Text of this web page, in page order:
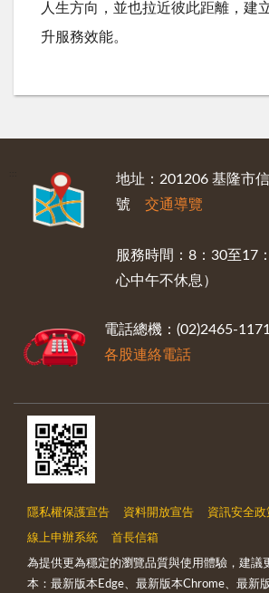
人生方向，並也拉近彼此距離，建
升服務效能。
地址：201206 基隆市
號 交通導覽
服務時間：8：30至17
心中午不休息）
電話總機：(02)2465-1171
各股連絡電話
隱私權保護宣告 資料開放宣告 資訊安全政
線上申辦系統 首長信箱
為提供更為穩定的瀏覽品質與使用體驗，建議
本：最新版本Edge、最新版本Chrome、最新